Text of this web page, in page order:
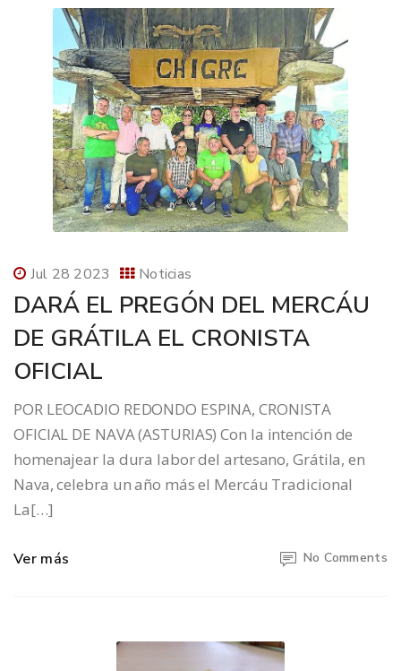
Jul 28 2023 Noticias
DARÁ EL PREGÓN DEL MERCÁU
DE GRÁTILA EL CRONISTA
OFICIAL
POR LEOCADIO REDONDO ESPINA, CRONISTA
OFICIAL DE NAVA (ASTURIAS) Con la intención de
homenajear la dura labor del artesano, Grátila, en
Nava, celebra un año más el Mercáu Tradicional
La[…]
Ver más No Comments